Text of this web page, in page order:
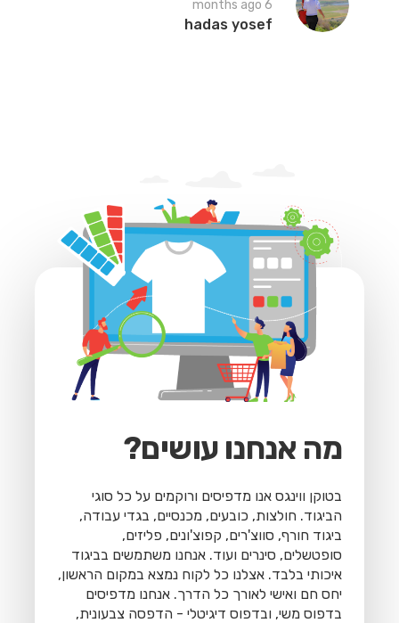
6 months ago
hadas yosef
מה אנחנו עושים?
בטוקן ווינגס אנו מדפיסים ורוקמים על כל סוגי
הביגוד. חולצות, כובעים, מכנסיים, בגדי עבודה,
ביגוד חורף, סווצ'רים, קפוצ'ונים, פליזים,
סופטשלים, סינרים ועוד. אנחנו משתמשים בביגוד
איכותי בלבד. אצלנו כל לקוח נמצא במקום הראשון,
יחס חם ואישי לאורך כל הדרך. אנחנו מדפיסים
בדפוס משי, ובדפוס דיגיטלי - הדפסה צבעונית,